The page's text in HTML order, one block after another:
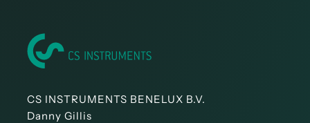
CS INSTRUMENTS BENELUX B.V.
Danny Gillis